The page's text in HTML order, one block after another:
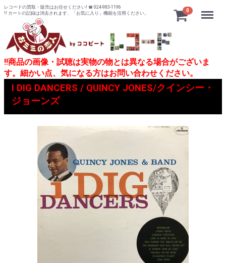
レコードの買取・販売はお任せください! ☎ 024-983-1196
!! カートの記録は消去されます、「お気に入り」機能を活用ください。
0 Menu
!!商品の画像・試聴は実物の物とは異なる場合がございま
す。細かい点、気になる方はお問い合わせください。
I DIG DANCERS / QUINCY JONES/クインシー・
ジョーンズ